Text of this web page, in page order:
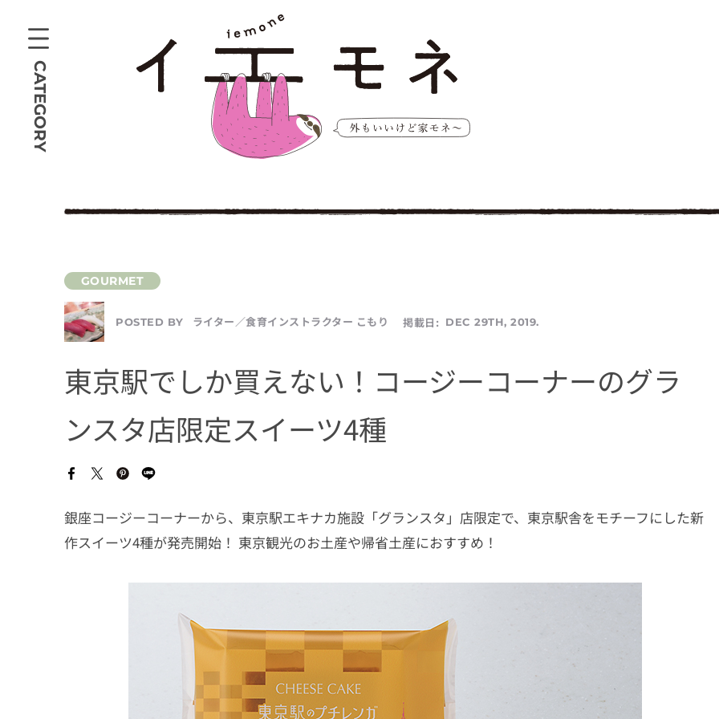
CATEGORY
POSTED BY ライター／食育インストラクター こもり 掲載日: DEC 29TH, 2019.
東京駅でしか買えない！コージーコーナーのグラ
ンスタ店限定スイーツ4種
銀座コージーコーナーから、東京駅エキナカ施設「グランスタ」店限定で、東京駅舎をモチーフにした新
作スイーツ4種が発売開始！ 東京観光のお土産や帰省土産におすすめ！